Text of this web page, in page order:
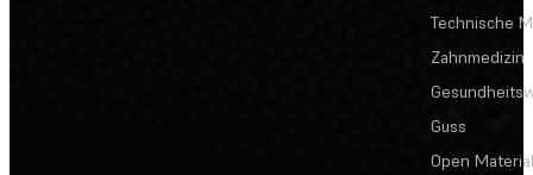
Technische
Zahnmedizin
Guss
Open